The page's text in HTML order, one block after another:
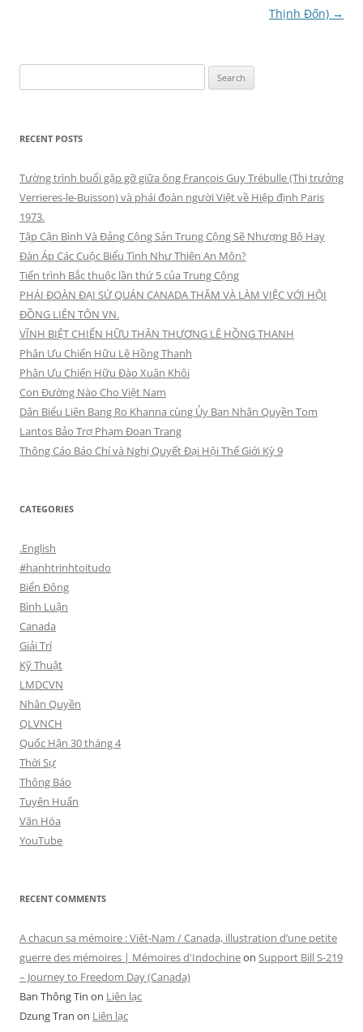
Thịnh Đốn) →
for:
RECENT POSTS
Tường trình buổi gặp gỡ giữa ông François Guy Trébulle (Thị trưởng
Verrieres-le-Buisson) và phái đoàn người Việt về Hiệp định Paris
1973.
Tập Cận Bình Và Đảng Cộng Sản Trung Cộng Sẽ Nhượng Bộ Hay
Đàn Áp Các Cuộc Biểu Tình Như Thiên An Môn?
Tiến trình Bắc thuộc lần thứ 5 của Trung Cộng
PHÁI ĐOÀN ĐẠI SỨ QUÁN CANADA THĂM VÀ LÀM VIỆC VỚI HỘI
ĐỒNG LIÊN TÔN VN.
VĨNH BIỆT CHIẾN HỮU THÂN THƯƠNG LÊ HỒNG THANH
Phân Ưu Chiến Hữu Lê Hồng Thanh
Phân Ưu Chiến Hữu Đào Xuân Khôi
Con Đường Nào Cho Việt Nam
Dân Biểu Liên Bang Ro Khanna cùng Ủy Ban Nhân Quyền Tom
Lantos Bảo Trợ Phạm Đoan Trang
Thông Cáo Báo Chí và Nghị Quyết Đại Hội Thế Giới Kỳ 9
CATEGORIES
.English
#hanhtrinhtoitudo
Biển Đông
Bình Luận
Canada
Giải Trí
Kỹ Thuật
LMDCVN
Nhân Quyền
QLVNCH
Quốc Hận 30 tháng 4
Thời Sự
Thông Báo
Tuyên Huấn
Văn Hóa
YouTube
RECENT COMMENTS
A chacun sa mémoire : Viêt-Nam / Canada, illustration d’une petite
guerre des mémoires | Mémoires d'Indochineon Support Bill S-219
– Journey to Freedom Day (Canada)
Ban Thông Tin on Liên lạc
Dzung Tran on Liên lạc